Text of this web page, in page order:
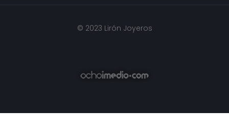
© 2023 Lirón Joyeros